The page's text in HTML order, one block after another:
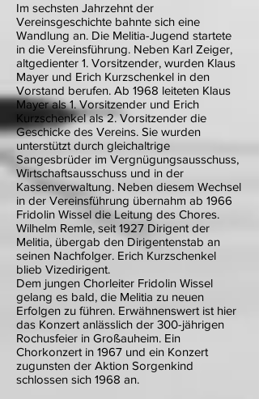
Im sechsten Jahrzehnt der
Vereinsgeschichte bahnte sich eine
Wandlung an. Die Melitia-Jugend startete
in die Vereinsführung. Neben Karl Zeiger,
altgedienter 1. Vorsitzender, wurden Klaus
Mayer und Erich Kurzschenkel in den
Vorstand berufen. Ab 1968 leiteten Klaus
Mayer als 1. Vorsitzender und Erich
Kurzschenkel als 2. Vorsitzender die
Geschicke des Vereins. Sie wurden
unterstützt durch gleichaltrige
Sangesbrüder im Vergnügungsausschuss,
Wirtschaftsausschuss und in der
Kassenverwaltung. Neben diesem Wechsel
in der Vereinsführung übernahm ab 1966
Fridolin Wissel die Leitung des Chores.
Wilhelm Remle, seit 1927 Dirigent der
Melitia, übergab den Dirigentenstab an
seinen Nachfolger. Erich Kurzschenkel
blieb Vizedirigent.
Dem jungen Chorleiter Fridolin Wissel
gelang es bald, die Melitia zu neuen
Erfolgen zu führen. Erwähnenswert ist hier
das Konzert anlässlich der 300-jährigen
Rochusfeier in Großauheim. Ein
Chorkonzert in 1967 und ein Konzert
zugunsten der Aktion Sorgenkind
schlossen sich 1968 an.